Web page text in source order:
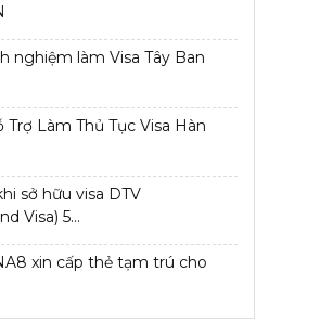
nghiệm làm Visa Tây Ban
Trợ Làm Thủ Tục Visa Hàn
sở hữu visa DTV
Visa) 5...
xin cấp thẻ tạm trú cho